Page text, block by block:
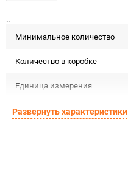
..
Минимальное количество
Количество в коробке
Единица измерения
Развернуть характеристики